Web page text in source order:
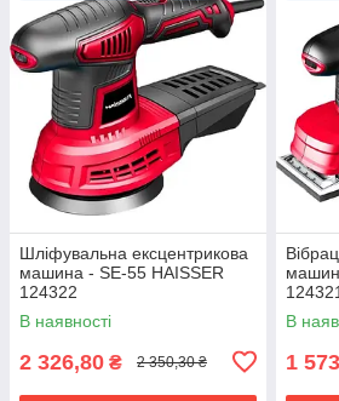
Шліфувальна ексцентрикова
машина - SE-55 HAISSER
124322
В наявності
2 326,80 ₴ 2 350,30 ₴
124321
В
1